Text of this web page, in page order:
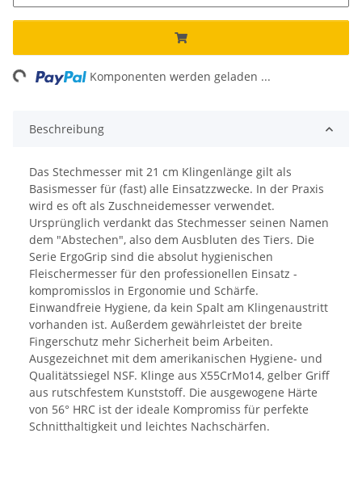
Komponenten werden geladen ...
Beschreibung
Das Stechmesser mit 21 cm Klingenlänge gilt als
Basismesser für (fast) alle Einsatzzwecke. In der Praxis
wird es oft als Zuschneidemesser verwendet.
Ursprünglich verdankt das Stechmesser seinen Namen
dem "Abstechen", also dem Ausbluten des Tiers. Die
Serie ErgoGrip sind die absolut hygienischen
Fleischermesser für den professionellen Einsatz -
kompromisslos in Ergonomie und Schärfe.
Einwandfreie Hygiene, da kein Spalt am Klingenaustritt
vorhanden ist. Außerdem gewährleistet der breite
Fingerschutz mehr Sicherheit beim Arbeiten.
Ausgezeichnet mit dem amerikanischen Hygiene- und
Qualitätssiegel NSF. Klinge aus X55CrMo14, gelber Griff
aus rutschfestem Kunststoff. Die ausgewogene Härte
von 56° HRC ist der ideale Kompromiss für perfekte
Schnitthaltigkeit und leichtes Nachschärfen.